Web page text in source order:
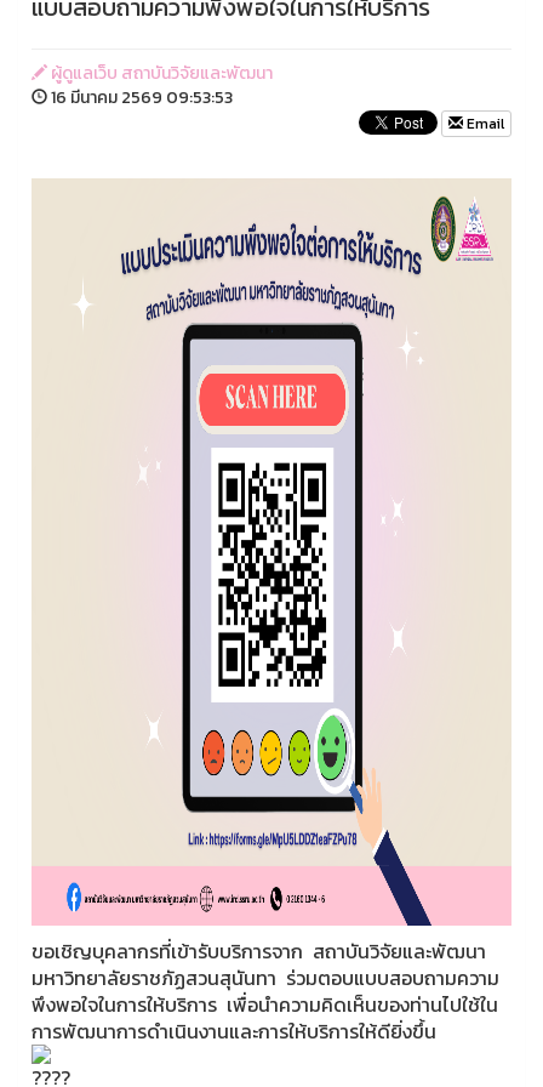
แบบสอบถามความพึงพอใจในการให้บริการ
ผู้ดูแลเว็บ สถาบันวิจัยและพัฒนา
16 มีนาคม 2569 09:53:53
Email
ขอเชิญบุคลากรที่เข้ารับบริการจาก สถาบันวิจัยและพัฒนา
มหาวิทยาลัยราชภัฏสวนสุนันทา ร่วมตอบแบบสอบถามความ
พึงพอใจในการให้บริการ เพื่อนำความคิดเห็นของท่านไปใช้ใน
การพัฒนาการดำเนินงานและการให้บริการให้ดียิ่งขึ้น